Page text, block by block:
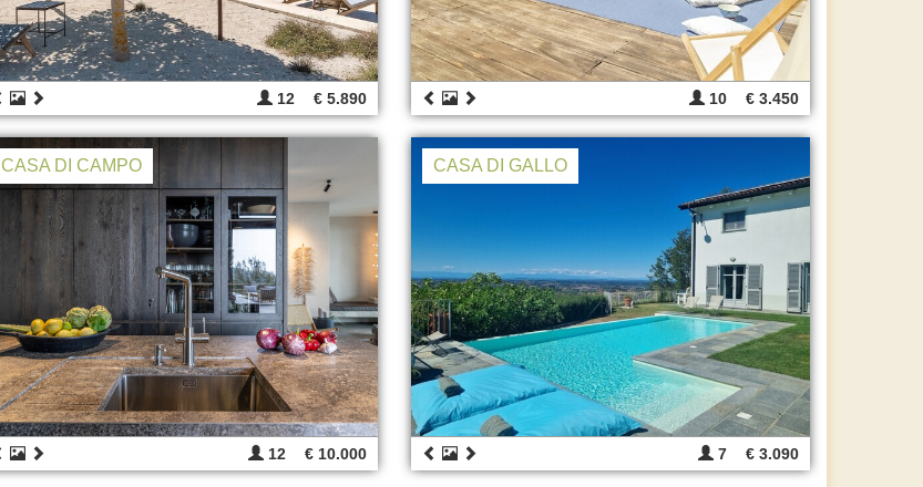
12 € 5.890 10 € 3.450
CASA DI CAMPO
12 € 10.000
CASA DI GALLO
7 € 3.090